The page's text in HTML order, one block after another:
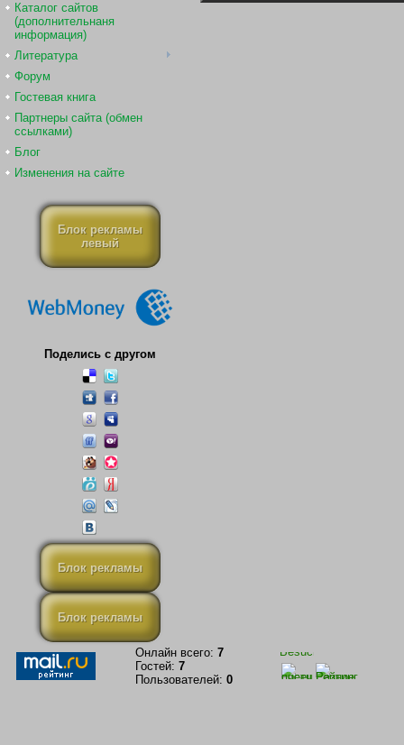
Каталог сайтов
(дополнительнаня
информация)
Литература
Форум
Гостевая книга
Партнеры сайта (обмен
ссылками)
Блог
Изменения на сайте
Блок рекламы
левый
Поделись с другом
Блок рекламы
Блок рекламы
Онлайн всего: 7
Гостей: 7
Пользователей: 0